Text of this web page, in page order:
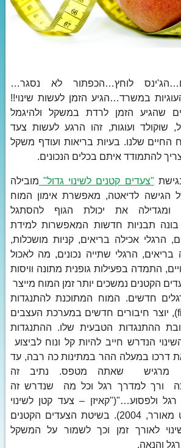
לוחץ…הכפתור לא נסגר…
במשרד…הגיע הזמן לעשות שינוי!!
שהגיע הזמן לרדת במשקל ולהיגמל
שוקולד ועוגות, זהו הרגע לעשות צעד
החיים שלנו. בעיות בריאות ועודף משקל
להתמודד איתם בכלים הנכונים.
"צעדים קטנים לשינוי גדול" מובילה
הגישה לדיאטה, מאפשרת אימון המוח
את יכולת הגוף להסתגל
בונה תבניות חדשות המאפשרות למידת
הרגלי אכילה בריאים, קניות מושכלות,
בריאים, הרגלי שתייה נכונים, מה לאכול
התמדה בפעילות גופנית מתונה וויסות
הקטנים נמשכים יותר זמן המוח מייצר
חדשים. המוח המתוכנת להתנגדות
לשינוי (fight or fly), יוצר חיבורים חדשים במערכת העצבים
ההתנגדות הטבעית שלו. ההתנגדות
הנדרש חייב להיות קל ונוח לביצוע
דרכו במעלה ההר במתינות כה רבה, עד
מרגיש שאתה מטפס. נתיב זה
ורך למדרך רגל וכל מה שנדרש זה
ולפסוע…"("קאיזן – צעד קטן לשינוי
גדול", ד"ר רוברט מאורר, 2004). בשיטת הצעדים הקטנים
לאורך זמן וכך לשמור על המשקל
והנאה.